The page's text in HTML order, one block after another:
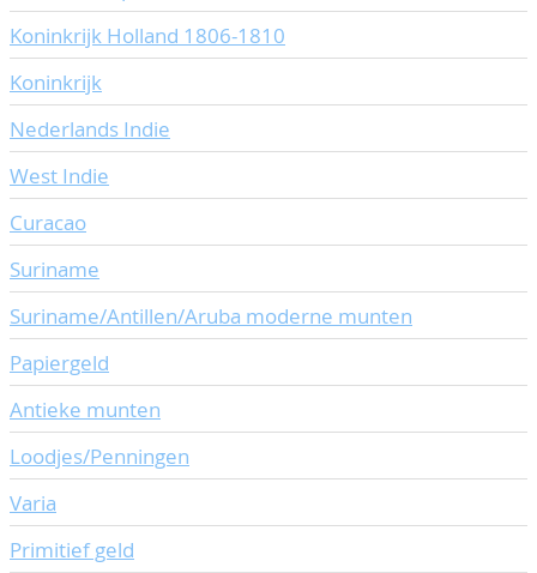
Koninkrijk Holland 1806-1810
Koninkrijk
Nederlands Indie
West Indie
Curacao
Suriname
Suriname/Antillen/Aruba moderne munten
Papiergeld
Antieke munten
Loodjes/Penningen
Varia
Primitief geld